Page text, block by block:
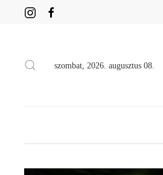
szombat, 2026. augusztus 08.